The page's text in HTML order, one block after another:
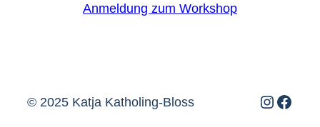
Anmeldung zum Workshop
© 2025 Katja Katholing-Bloss